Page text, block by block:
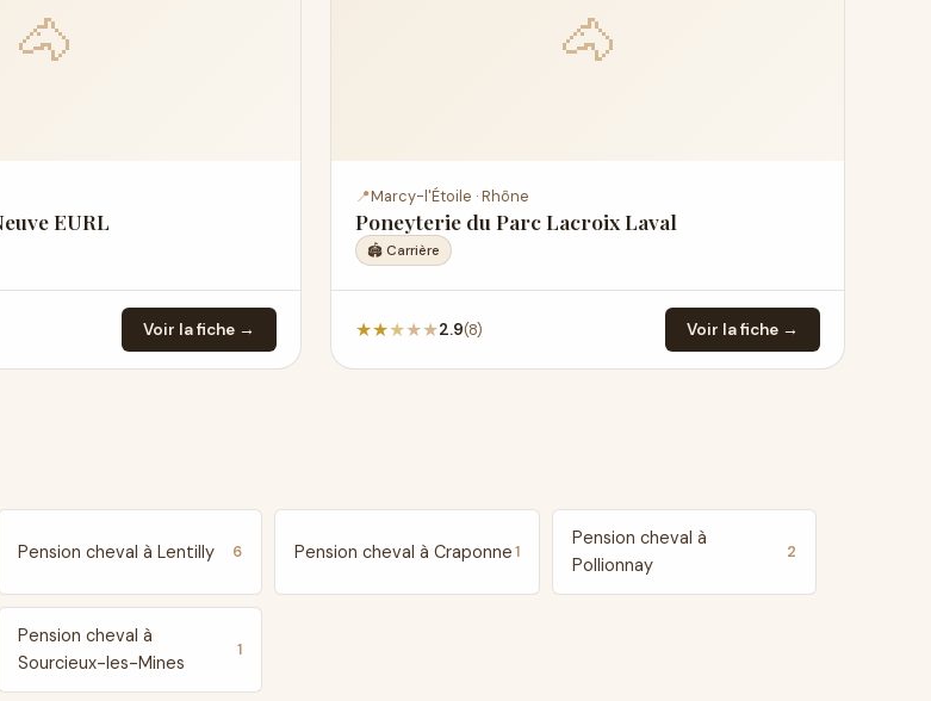
🐴
EURL
Voir la fiche →
🐴
📍Marcy-l'Étoile · Rhône
Poneyterie du Parc Lacroix Laval
🏟️ Carrière
★★★★★2.9(8) Voir la fiche →
Pension cheval à Lentilly 6 Pension cheval à Craponne1
Pension cheval à
Pollionnay
2
Pension cheval à
Sourcieux-les-Mines
1